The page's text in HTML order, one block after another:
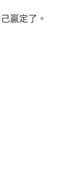
贏定了。